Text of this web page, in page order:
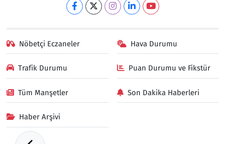
Nöbetçi Eczaneler Hava Durumu
Trafik Durumu Puan Durumu ve Fikstür
Tüm Manşetler Son Dakika Haberleri
Haber Arşivi